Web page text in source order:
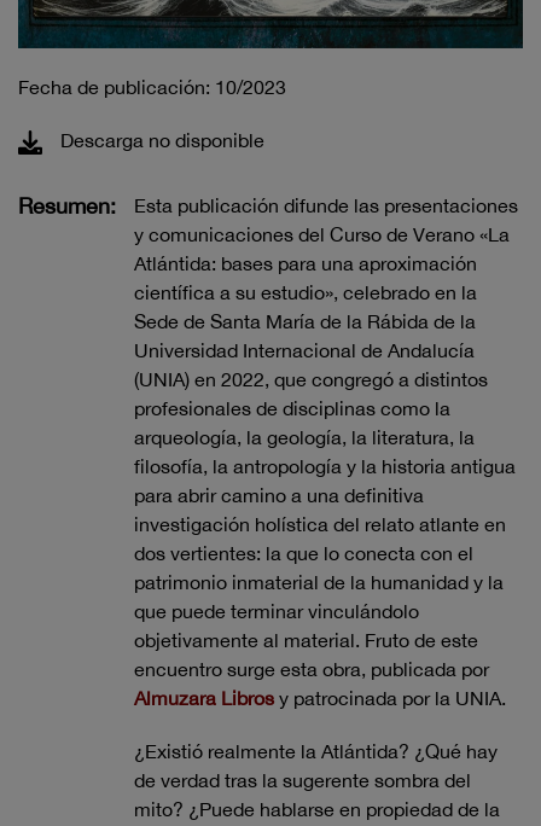
Fecha de publicación: 10/2023
Descarga no disponible
Resumen:
Esta publicación difunde las presentaciones
y comunicaciones del Curso de Verano «La
Atlántida: bases para una aproximación
científica a su estudio», celebrado en la
Sede de Santa María de la Rábida de la
Universidad Internacional de Andalucía
(UNIA) en 2022, que congregó a distintos
profesionales de disciplinas como la
arqueología, la geología, la literatura, la
filosofía, la antropología y la historia antigua
para abrir camino a una definitiva
investigación holística del relato atlante en
dos vertientes: la que lo conecta con el
patrimonio inmaterial de la humanidad y la
que puede terminar vinculándolo
objetivamente al material. Fruto de este
encuentro surge esta obra, publicada por
Almuzara Libros y patrocinada por la UNIA.
¿Existió realmente la Atlántida? ¿Qué hay
de verdad tras la sugerente sombra del
mito? ¿Puede hablarse en propiedad de la